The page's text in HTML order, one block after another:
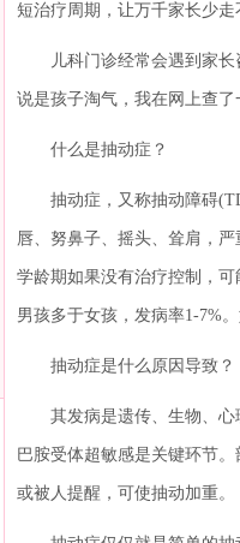
短治疗周期，让万千家长少走
儿科门诊经常会遇到家长
说是孩子淘气，我在网上查
什么是抽动症？
抽动症，又称抽动障碍
唇、努鼻子、摇头、耸肩，
学龄期如果没有治疗控制，可
男孩多于女孩，发病率1-7%
抽动症是什么原因导致？
其发病是遗传、生物、心
巴胺受体超敏感是关键环节
或被人提醒，可使抽动加重。